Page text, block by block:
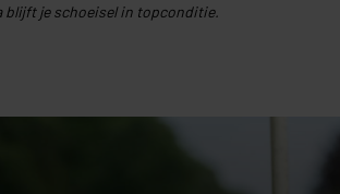
blijft je schoeisel in topconditie.